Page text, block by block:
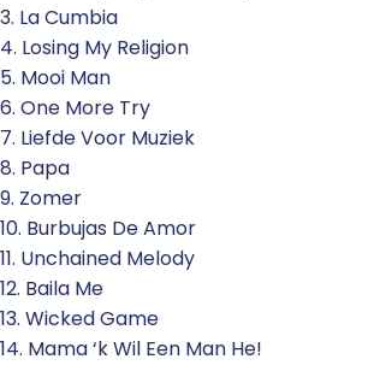
3. La Cumbia
4. Losing My Religion
5. Mooi Man
6. One More Try
7. Liefde Voor Muziek
8. Papa
9. Zomer
10. Burbujas De Amor
11. Unchained Melody
12. Baila Me
13. Wicked Game
14. Mama ‘k Wil Een Man He!